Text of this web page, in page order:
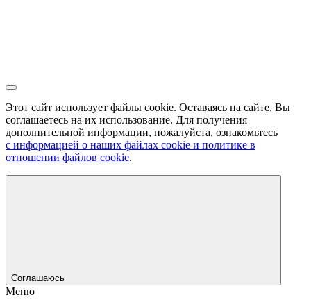
Этот сайт использует файлы cookie. Оставаясь на сайте, Вы
соглашаетесь на их использование. Для получения
дополнительной информации, пожалуйста, ознакомьтесь
с информацией о наших файлах cookie и политике в
отношении файлов cookie.
Соглашаюсь
Меню